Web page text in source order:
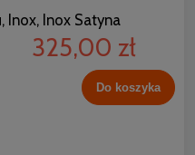
Inox, Inox Satyna
325,00 zł
Do koszyka